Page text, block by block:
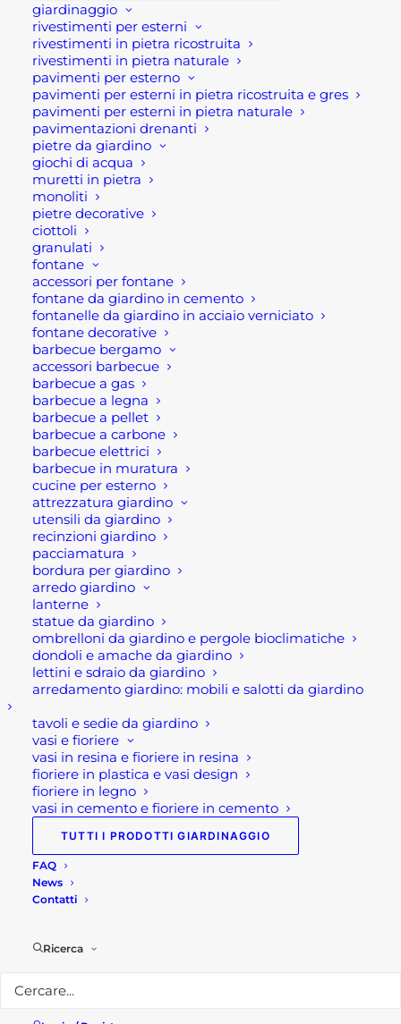
giardinaggio
rivestimenti per esterni
rivestimenti in pietra ricostruita
rivestimenti in pietra naturale
pavimenti per esterno
pavimenti per esterni in pietra ricostruita e gres
pavimenti per esterni in pietra naturale
pavimentazioni drenanti
pietre da giardino
giochi di acqua
muretti in pietra
monoliti
pietre decorative
ciottoli
granulati
fontane
accessori per fontane
fontane da giardino in cemento
fontanelle da giardino in acciaio verniciato
fontane decorative
barbecue bergamo
accessori barbecue
barbecue a gas
barbecue a legna
barbecue a pellet
barbecue a carbone
barbecue elettrici
barbecue in muratura
cucine per esterno
attrezzatura giardino
utensili da giardino
recinzioni giardino
pacciamatura
bordura per giardino
arredo giardino
lanterne
statue da giardino
ombrelloni da giardino e pergole bioclimatiche
dondoli e amache da giardino
lettini e sdraio da giardino
arredamento giardino: mobili e salotti da giardino
tavoli e sedie da giardino
vasi e fioriere
vasi in resina e fioriere in resina
fioriere in plastica e vasi design
fioriere in legno
vasi in cemento e fioriere in cemento
TUTTI I PRODOTTI GIARDINAGGIO
FAQ
News
Contatti
Ricerca
In aggiunta, ad alcuni modelli è possibile
combinare una vastità di accessori, a
partire dalla illuminazione a led, oppure i
laterali ombreggianti o zanzariere, e
persino laterali in vetro o a lamelle.
Dunque, con gli appositi accessori si può
creare anche uno spazio semichiuso
all'aperto!
Normative e permessi per
l’installazione delle pergole
bioclimatiche
Infine, le pergole bioclimatiche rientrano
nell'edilizia libera, pertanto non
necessitano di pratiche comunali per
l'installazione in quanto strutture mobili.
Consigliamo ad ogni modo, prima di
procedere con l'acquisto di richiedere le
schede tecniche del modello desiderarlo
e di comunicare all'ufficio tecnico del
proprio Comune l'intenzione di installare
una pergola bioclimatica e attendere il
via libera. Purtroppo, la normativa è vaga
e quindi interpretabile in vari modi.
Rota Commerciale ha selezionato per i
suoi clienti diversi modelli di pergole
bioclimatiche presso il punto vendita di
Ponte San Pietro, che potete trovare
anche sul nostroShop on line.
Cosa aspetti!! Ti aiuteremo a trovare a
scegliere la soluzione adatta a te! Vi
aspettiamo nel punto vendita di Ponte
San Pietro oppure inviateci una mail a
shop@rotacommerciale.it o chiamateci
allo 035.617139.
Youtube